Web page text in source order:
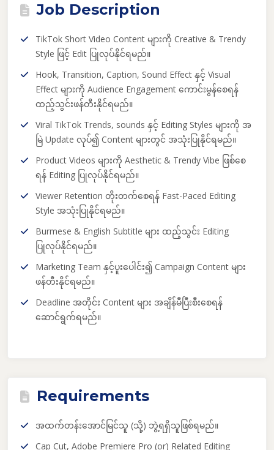
Job Description
TikTok Short Video Content များကို Creative & Trendy
Style ဖြင့် Edit ပြုလုပ်နိုင်ရမည်။
Hook, Transition, Caption, Sound Effect နှင့် Visual
Effect များကို Audience Engagement ကောင်းမွန်စေရန်
ထည့်သွင်းဖန်တီးနိုင်ရမည်။
Viral TikTok Trends, sounds နှင့် Editing Styles များကို အ
မြဲ Update လုပ်၍ Content များတွင် အသုံးပြုနိုင်ရမည်။
Product Videos များကို Aesthetic & Trendy Vibe ဖြစ်စေ
ရန် Editing ပြုလုပ်နိုင်ရမည်။
Viewer Retention တိုးတက်စေရန် Fast-Paced Editing
Style အသုံးပြုနိုင်ရမည်။
Burmese & English Subtitle များ ထည့်သွင်း Editing
ပြုလုပ်နိုင်ရမည်။
Marketing Team နှင့်ပူးပေါင်း၍ Campaign Content များ
ဖန်တီးနိုင်ရမည်။
Deadline အတိုင်း Content များ အချိန်မီပြီးစီးစေရန်
ဆောင်ရွက်ရမည်။
Requirements
အထက်တန်းအောင်မြင်သူ (သို့) ဘွဲ့ရရှိသူဖြစ်ရမည်။
Cap Cut, Adobe Premiere Pro (or) Related Editing